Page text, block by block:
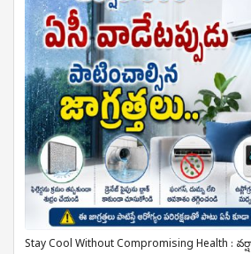
Stay Cool Without Compromising Health :